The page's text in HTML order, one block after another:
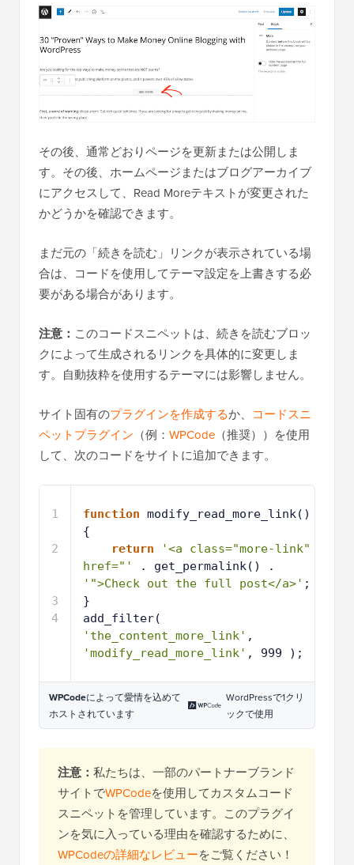
その後、通常どおりページを更新または公開しま
す。その後、ホームページまたはブログアーカイブ
にアクセスして、Read Moreテキストが変更された
かどうかを確認できます。
まだ元の「続きを読む」リンクが表示されている場
合は、コードを使用してテーマ設定を上書きする必
要がある場合があります。
注意： このコードスニペットは、続きを読むブロッ
クによって生成されるリンクを具体的に変更しま
す。自動抜粋を使用するテーマには影響しません。
サイト固有のプラグインを作成するか、 コードスニ
ペットプラグイン （例： WPCode （推奨））を使用
して、次のコードをサイトに追加できます。
1
2
3
4
function modify_read_more_link()
{
return
'<a class="more-link"
href="'
'">Check out the full post</a>' ;
}
'the_content_more_link'
'modify_read_more_link' , 999 );
WPCodeによって愛情を込めて
ホストされています
WordPressで1クリ
ックで使用
注意： 私たちは、一部のパートナーブランド
サイトでWPCodeを使用してカスタムコード
スニペットを管理しています。このプラグイ
ンを気に入っている理由を確認するために、
WPCodeの詳細なレビューをご覧ください！